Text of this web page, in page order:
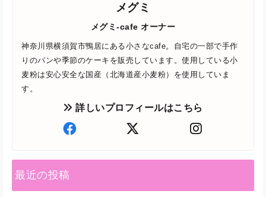
メグミ
メグミ-cafe オーナー
神奈川県横須賀市鴨居にある小さなcafe。自宅の一部で手作
りのパンや季節のケーキを販売しています。使用している小
麦粉は安心安全な国産（北海道産小麦粉）を使用していま
す。
詳しいプロフィールはこちら
最近の投稿